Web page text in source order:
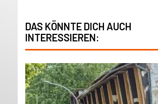
DAS KÖNNTE DICH AUCH
INTERESSIEREN: